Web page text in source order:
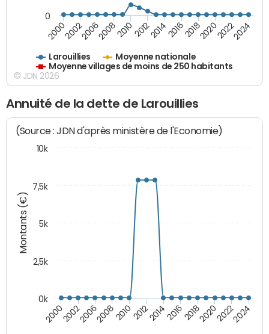
Larouillies
Moyenne nationale
Moyenne villages de moins de 250 habitants
200020022006200820102012201420162018202020222024
0
© JDN 2026
Annuité de la dette de Larouillies
Montants (€)
(Source : JDN d'après ministère de l'Economie)
200020022006200820102012201420162018202020222024
0k
10k
2,5k
5k
7,5k